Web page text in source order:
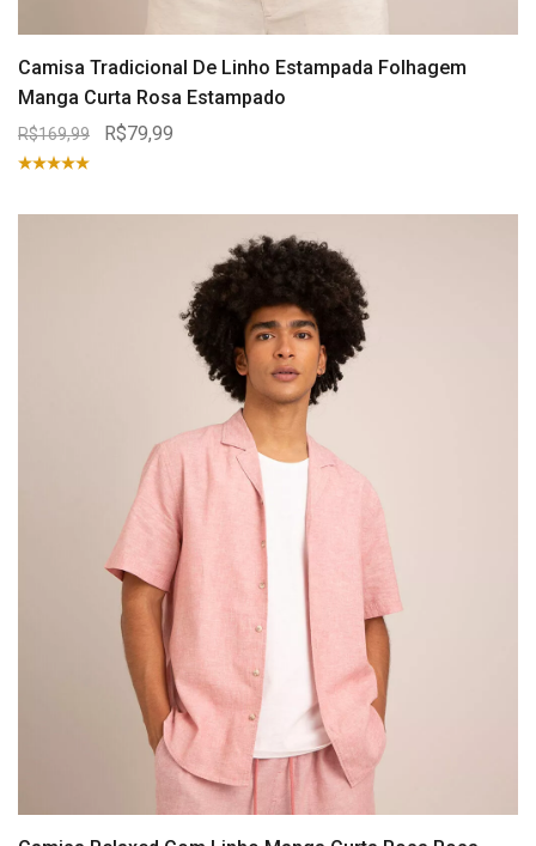
Camisa Tradicional De Linho Estampada Folhagem
Manga Curta Rosa Estampado
R$169,99 R$79,99